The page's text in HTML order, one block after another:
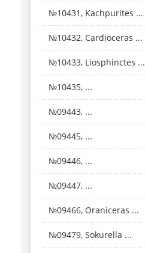
№10431, Kachpurites ...
№10432, Cardioceras ...
№10433, Liosphinctes ...
№10435, ...
№09443, ...
№09445, ...
№09446, ...
№09447, ...
№09466, Oraniceras ...
№09479, Sokurella ...